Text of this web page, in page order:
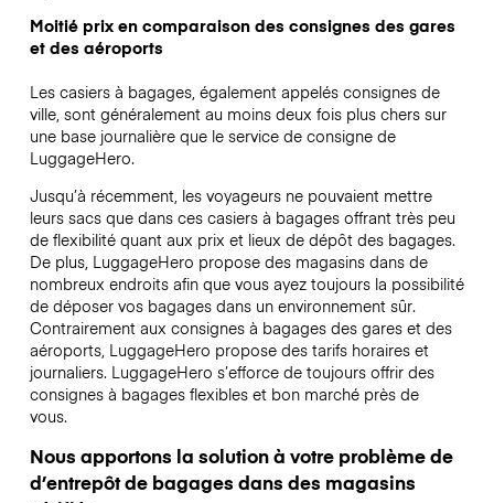
Moitié prix en comparaison des consignes des gares
et des aéroports
Les casiers à bagages, également appelés consignes de
ville, sont généralement au moins deux fois plus chers sur
une base journalière que le service de consigne de
LuggageHero.
Jusqu’à récemment, les voyageurs ne pouvaient mettre
leurs sacs que dans ces casiers à bagages offrant très peu
de flexibilité quant aux prix et lieux de dépôt des bagages.
De plus, LuggageHero propose des magasins dans de
nombreux endroits afin que vous ayez toujours la possibilité
de déposer vos bagages dans un environnement sûr.
Contrairement aux consignes à bagages des gares et des
aéroports, LuggageHero propose des tarifs horaires et
journaliers. LuggageHero s’efforce de toujours offrir des
consignes à bagages flexibles et bon marché près de
vous.
Nous apportons la solution à votre problème de
d’entrepôt de bagages dans des magasins